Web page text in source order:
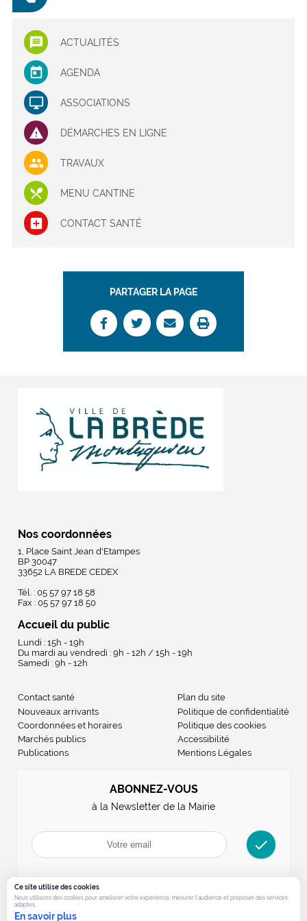
ACTUALITÉS
AGENDA
ASSOCIATIONS
DÉMARCHES EN LIGNE
TRAVAUX
MENU CANTINE
CONTACT SANTÉ
PARTAGER LA PAGE
Nos coordonnées
1, Place Saint Jean d'Etampes
BP 30047
33652 LA BREDE CEDEX
Tél. : 05 57 97 18 58
Fax : 05 57 97 18 50
Accueil du public
Lundi : 15h - 19h
Du mardi au vendredi : 9h - 12h / 15h - 19h
Samedi : 9h - 12h
Contact santé
Nouveaux arrivants
Coordonnées et horaires
Marchés publics
Publications
Plan du site
Politique de confidentialité
Politique des cookies
Accessibilité
Mentions Légales
ABONNEZ-VOUS
à la Newsletter de la Mairie
check
Ce site utilise des cookies
Nous utilisons des cookies pour ameliorer votre experience, mesurer l’audience et proposer des services
adaptes.
En savoir plus